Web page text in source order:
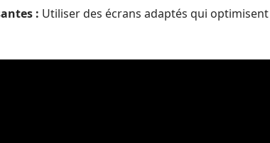
: Utiliser des écrans adaptés qui